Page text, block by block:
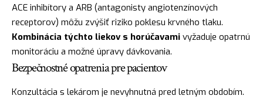
ACE inhibítory a ARB (antagonisty angiotenzínových
receptorov) môžu zvýšiť riziko poklesu krvného tlaku.
Kombinácia týchto liekov s horúčavami vyžaduje opatrnú
monitoráciu a možné úpravy dávkovania.
Bezpečnostné opatrenia pre pacientov
Konzultácia s lekárom je nevyhnutná pred letným obdobím.